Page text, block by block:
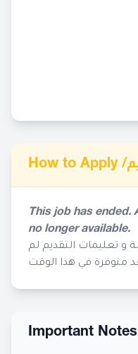
How to Apply /
This job has
no longer available.
و تعليمات التقديم لم
متوفرة في هذا الوقت
Important